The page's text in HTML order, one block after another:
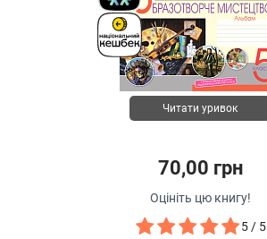
Читати уривок
70,00 грн
Оцініть цю книгу!
5 / 5